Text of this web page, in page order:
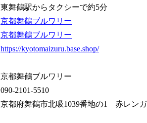
東舞鶴駅からタクシーで約5分
京都舞鶴ブルワリー
京都舞鶴ブルワリー
https://kyotomaizuru.base.shop/
京都舞鶴ブルワリー
090-2101-5510
京都府舞鶴市北吸1039番地の1 赤レン